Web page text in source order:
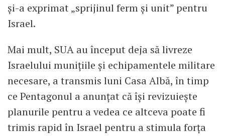
și-a exprimat „sprijinul ferm și unit” pentru
Israel.
Mai mult, SUA au început deja să livreze
Israelului munițiile și echipamentele militare
necesare, a transmis luni Casa Albă, în timp
ce Pentagonul a anunțat că își revizuiește
planurile pentru a vedea ce altceva poate fi
trimis rapid în Israel pentru a stimula forța